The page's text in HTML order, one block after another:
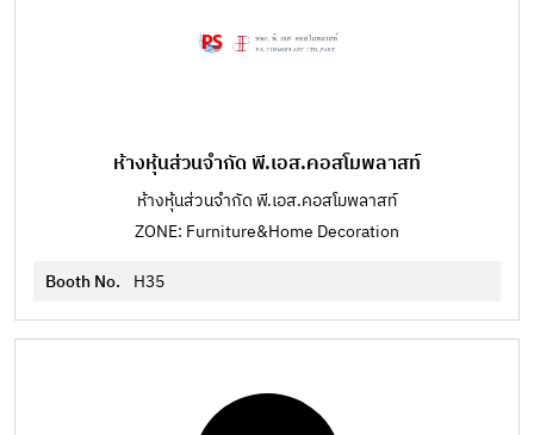
ห้างหุ้นส่วนจำกัด พี.เอส.คอสโมพลาสท์
ห้างหุ้นส่วนจำกัด พี.เอส.คอสโมพลาสท์
ZONE: Furniture&Home Decoration
Booth No. H35